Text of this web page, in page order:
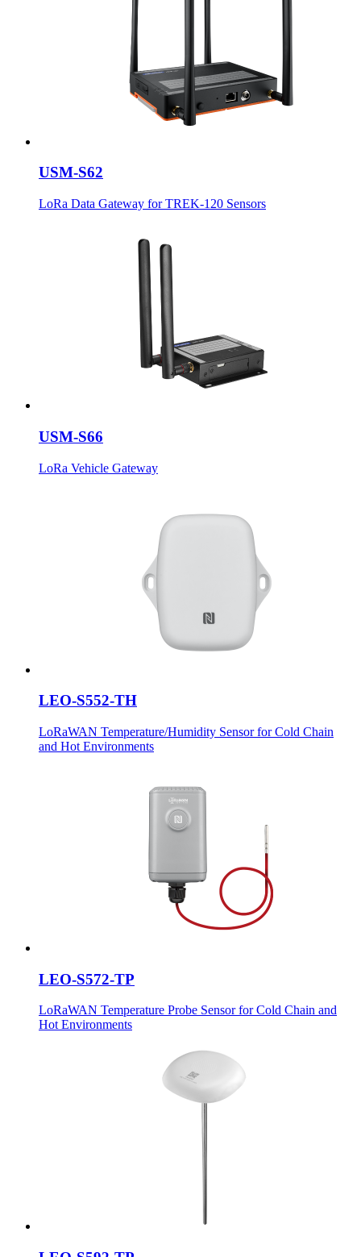
USM-S62
LoRa Data Gateway for TREK-120 Sensors
USM-S66
LoRa Vehicle Gateway
LEO-S552-TH
LoRaWAN Temperature/Humidity Sensor for Cold Chain
and Hot Environments
LEO-S572-TP
LoRaWAN Temperature Probe Sensor for Cold Chain and
Hot Environments